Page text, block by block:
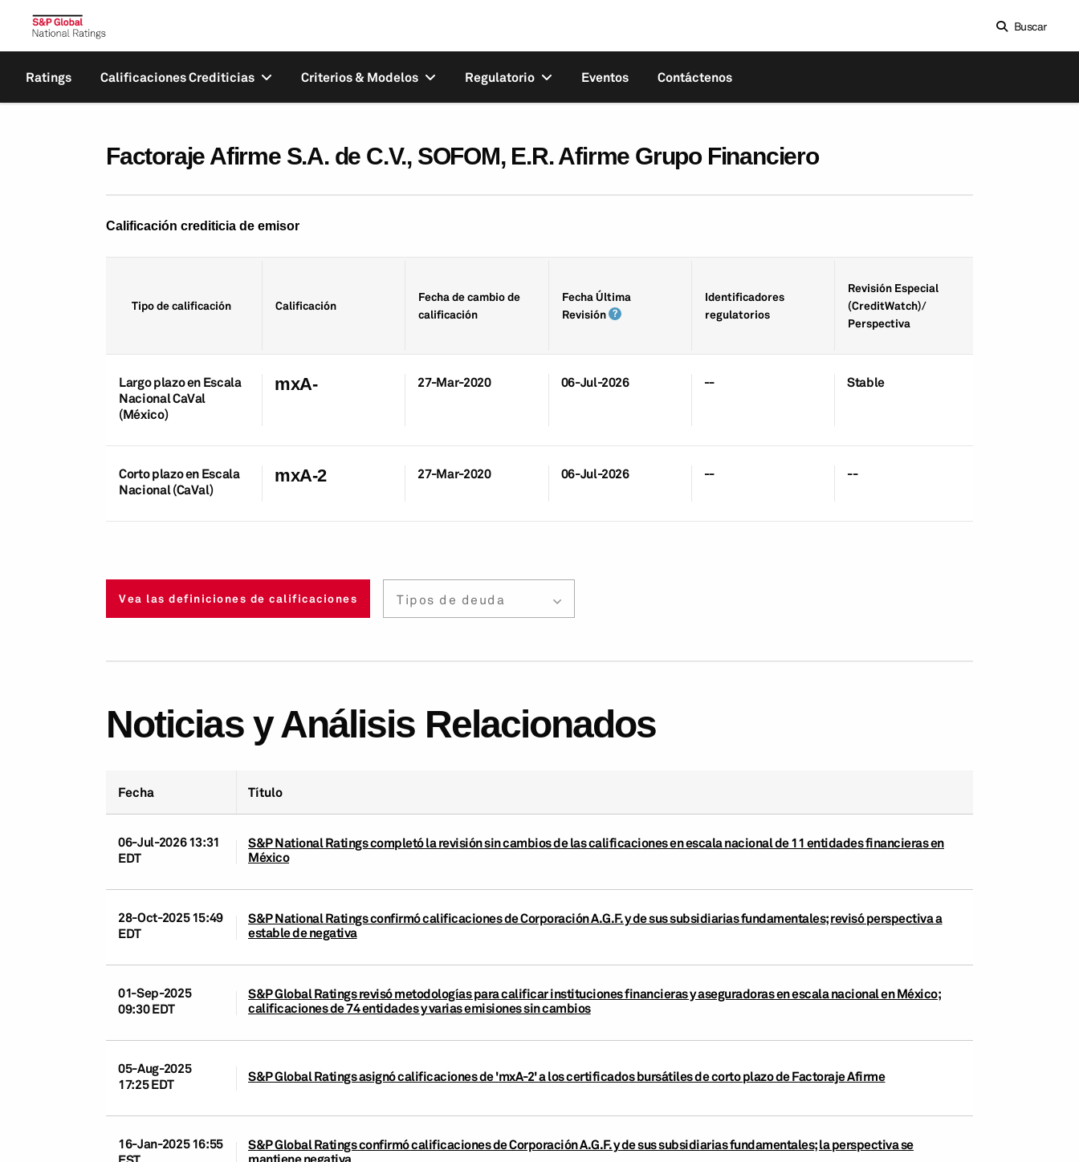
Buscar
Ratings Calificaciones Crediticias Criterios & Modelos Regulatorio Eventos Contáctenos
Factoraje Afirme S.A. de C.V., SOFOM, E.R. Afirme Grupo Financiero
Calificación crediticia de emisor
Tipo de calificación Calificación
Fecha de cambio de
calificación
Fecha Última
Revisión
Identifica­dores
regulatorios
Revisión Especial
(CreditWatch)/
Perspectiva
Largo plazo en Escala
Nacional CaVal
(México)
mxA- 27-Mar-2020 06-Jul-2026 -- Stable
Corto plazo en Escala
Nacional (CaVal)
mxA-2 27-Mar-2020 06-Jul-2026 -- --
Vea las definiciones de calificaciones Tipos de deuda
Noticias y Análisis Relacionados
Fecha Título
06-Jul-2026 13:31
EDT
S&P National Ratings completó la revisión sin cambios de las calificaciones en escala nacional de 11 entidades financieras en
México
28-Oct-2025 15:49
EDT
S&P National Ratings confirmó calificaciones de Corporación A.G.F. y de sus subsidiarias fundamentales; revisó perspectiva a
estable de negativa
01-Sep-2025
09:30 EDT
S&P Global Ratings revisó metodologías para calificar instituciones financieras y aseguradoras en escala nacional en México;
calificaciones de 74 entidades y varias emisiones sin cambios
05-Aug-2025
17:25 EDT
S&P Global Ratings asignó calificaciones de 'mxA-2' a los certificados bursátiles de corto plazo de Factoraje Afirme
16-Jan-2025 16:55
S&P Global Ratings confirmó calificaciones de Corporación A.G.F. y de sus subsidiarias fundamentales; la perspectiva se
mantiene negativa